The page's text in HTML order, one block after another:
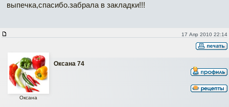
выпечка,спасибо.забрала в закладки!!!
17 Апр 2010 22:14
Оксана 74
Оксана